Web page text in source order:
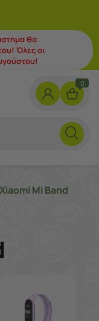
θα
Όλες οι
0
Xiaomi Mi Band